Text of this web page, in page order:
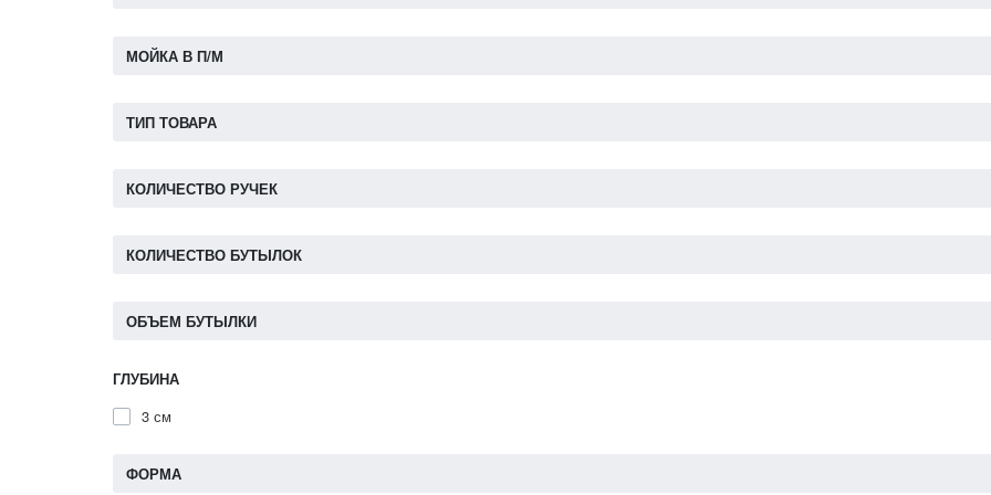
МОЙКА В П/М
ТИП ТОВАРА
КОЛИЧЕСТВО РУЧЕК
КОЛИЧЕСТВО БУТЫЛОК
ОБЪЕМ БУТЫЛКИ
ГЛУБИНА
3 см
ФОРМА